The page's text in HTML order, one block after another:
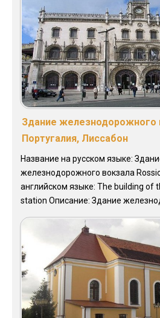
Здание железнодорожного
Португалия, Лиссабон
Название на русском языке:
железнодорожного вокзала
английском языке: The building of
station Описание: Здание